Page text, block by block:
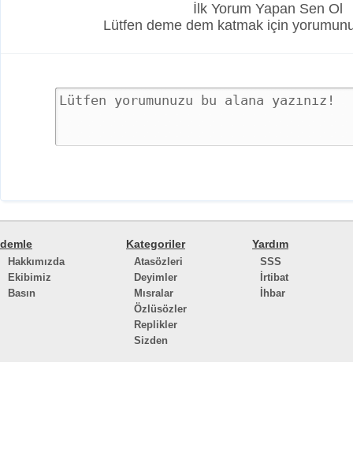
İlk Yorum Yapan Sen Ol
Lütfen deme dem katmak için
demle
Hakkımızda
Ekibimiz
Basın
Kategoriler
Atasözleri
Deyimler
Mısralar
Özlüsözler
Replikler
Sizden
Yardım
SSS
İrtibat
İhbar